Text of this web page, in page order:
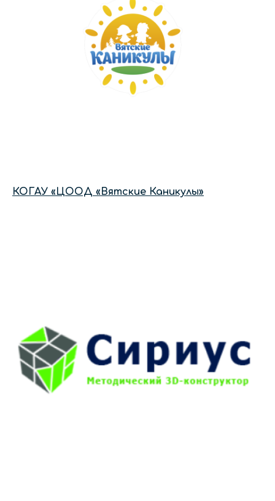
КОГАУ «ЦООД «Вятские Каникулы»